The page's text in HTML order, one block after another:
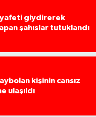
giydirerek
şahıslar tutuklandı
kişinin cansız
ulaşıldı